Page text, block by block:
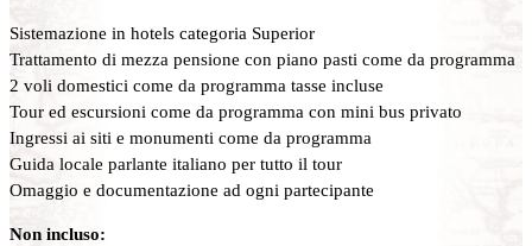
Sistemazione in hotels categoria Superior
Trattamento di mezza pensione con piano pasti come da programma
2 voli domestici come da programma tasse incluse
Tour ed escursioni come da programma con mini bus privato
Ingressi ai siti e monumenti come da programma
Guida locale parlante italiano per tutto il tour
Omaggio e documentazione ad ogni partecipante
Non incluso: